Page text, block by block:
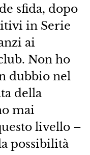
sfida, dopo
in Serie
ai
Non ho
dubbio nel
della
mai
livello –
possibilità